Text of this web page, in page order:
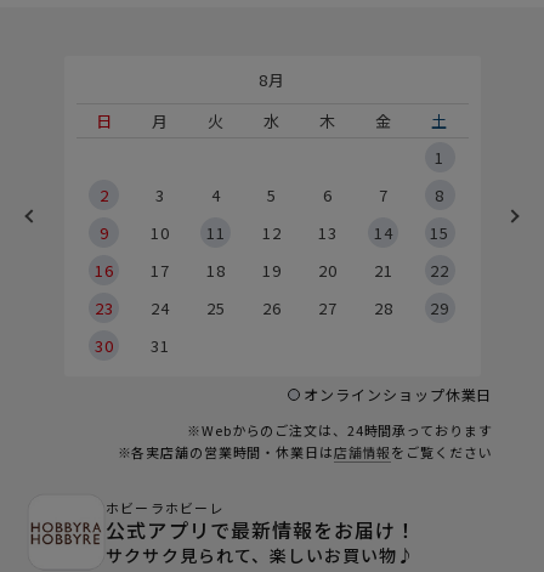
8月
日
月 火 水 木 金
土
1
2
3 4 5 6 7
8
9
10 11 12 13 14
15
16
17 18 19 20 21
22
23
24 25 26 27 28
29
30
31
オンラインショップ休業日
※Webからのご注文は、24時間承っております
※各実店舗の営業時間・休業日は店舗情報をご覧ください
ホビーラホビーレ
公式アプリで最新情報をお届け！
サクサク見られて、楽しいお買い物♪